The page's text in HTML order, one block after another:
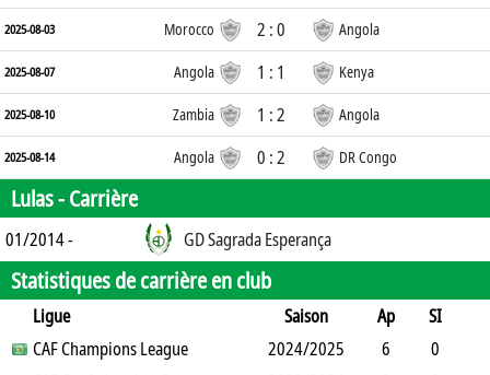
2025-08-03 Morocco 2 : 0 Angola
2025-08-07 Angola 1 : 1 Kenya
2025-08-10 Zambia 1 : 2 Angola
2025-08-14 Angola 0 : 2 DR Congo
Lulas -Carrière
01/2014 - GD Sagrada Esperança
Statistiques de carrière en club
Ligue Saison Ap
SI
SO
B B A 2J CR Min
CAF Champions League 2024/2025 6
0